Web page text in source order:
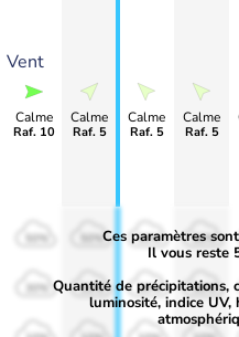
Vent
Calme
Raf. 10
Calme
Raf. 5
Calme
Raf. 5
Calme
Raf. 5
50%
30%
50%
30%
50%
30%
50%
30%
Ces paramètres
Il vous reste
Quantité de précipitations,
luminosité, indice UV,